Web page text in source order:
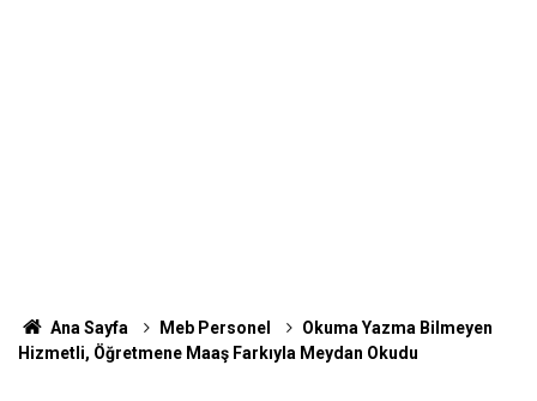
Ana Sayfa Meb Personel
Okuma Yazma Bilmeyen
Hizmetli, Öğretmene Maaş Farkıyla Meydan Okudu